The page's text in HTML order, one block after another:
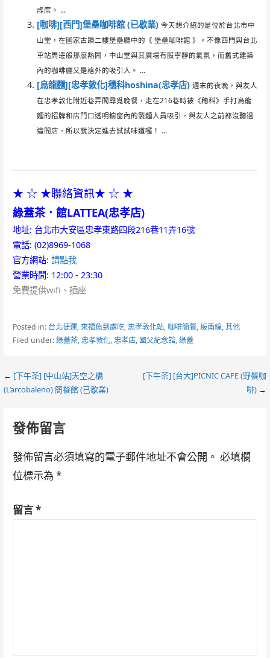
虛席。 ...
[咖啡][西門]堡壘咖啡館 (已歇業) 今天想介紹的是位於台北市中
山堂，在國家古蹟二樓堡壘廳中的《 堡壘咖啡館 》。不像西門與台北
車站周邊般那麼熱鬧，中山堂與其廣場有股寧靜的氣氛，而舊式建築
內的咖啡廳又是格外的吸引人。 ...
[烏龍麵][忠孝敦化]穗科hoshina(忠孝店) 週末的夜晚，與友人
在忠孝敦化附近巷弄間尋覓晚餐，走在216巷時被《穗科》手打烏龍
麵的招牌和店門口透明櫥窗內的製麵人員吸引，與友人之前都沒聽過
這間店，所以就決定進去試試味道囉！ ...
★ ☆ ★聯絡資訊★ ☆ ★
綠蓋茶．館LATTEA(忠孝店)
地址: 台北市大安區忠孝東路四段216巷11弄16號
電話: (02)8969-1068
官方網站: 請點我
營業時間: 12:00 - 23:30
免費提供wifi、插座
Posted in: 台北捷運,來福魚到處吃,忠孝敦化站, 咖啡簡餐,板南線,其他
Filed under:綠蓋茶,忠孝敦化,忠孝店, 國父紀念館,綠蓋
Post
← [下午茶] [中山站]天空之橋
(L’arcobaleno) 簡餐館 (已歇業)
[下午茶] [台大]PICNIC CAFE (野餐咖
啡)→
發佈留言
發佈留言必須填寫的電子郵件地址不會公開。 必填欄
位標示為 *
留言*